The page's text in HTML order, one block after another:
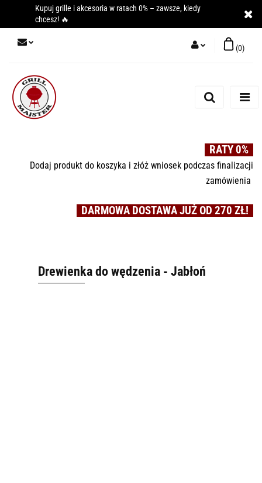
Kupuj grille i akcesoria w ratach 0% – zawsze, kiedy
chcesz! 🔥
Zarejestruj się
(0)
RATY 0%
Dodaj produkt do koszyka i złóż wniosek podczas finalizacji
zamówienia
DARMOWA DOSTAWA JUŻ OD 270 ZŁ!
Drewienka do wędzenia - Jabłoń